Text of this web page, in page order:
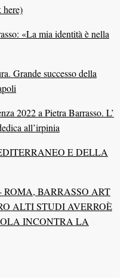
here)
«La mia identità è nella
Grande successo della
2022 a Pietra Barrasso. L’
all’irpinia
E DELLA
ROMA, BARRASSO ART
ALTI STUDI AVERROÈ
INCONTRA LA